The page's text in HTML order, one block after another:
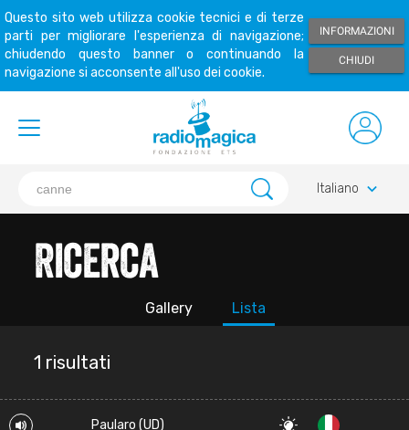
Questo sito web utilizza cookie tecnici e di terze
parti per migliorare l'esperienza di navigazione;
chiudendo questo banner o continuando la
navigazione si acconsente all'uso dei cookie.
INFORMAZIONI
CHIUDI
Italiano keyboard_arrow_down
Ricerca
Gallery Lista
1 risultati
Paularo (UD)